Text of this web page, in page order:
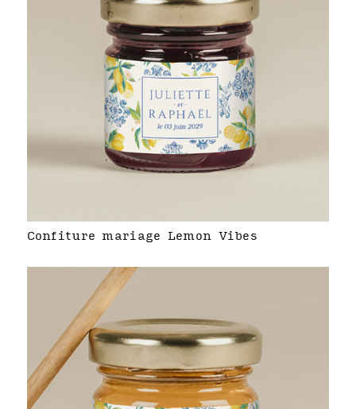
Confiture mariage Lemon Vibes